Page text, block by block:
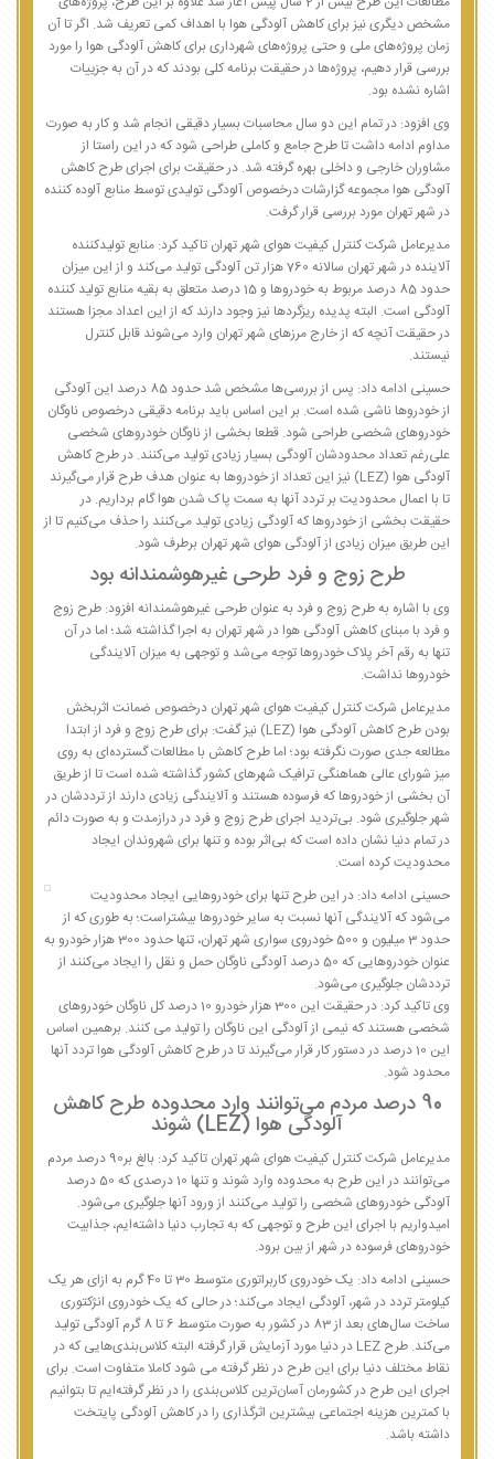
مشخص دیگری نیز برای کاهش آلودگی هوا با اهداف کمی تعریف شد. اگر تا آن
زمان پروژه‌های ملی و حتی پروژه‌های شهرداری برای کاهش آلودگی هوا را مورد
بررسی قرار دهیم، پروژه‌ها در حقیقت برنامه کلی بودند که در آن به جزییات
اشاره نشده بود.
وی افزود: در تمام این دو سال محاسبات بسیار دقیقی انجام شد و کار به صورت
مداوم ادامه داشت تا طرح جامع و کاملی طراحی شود که در این راستا از
مشاوران خارجی و داخلی بهره گرفته شد. در حقیقت برای اجرای طرح کاهش
آلودگی هوا مجموعه گزارشات درخصوص آلودگی تولیدی توسط منابع آلوده کننده
در شهر تهران مورد بررسی قرار گرفت.
مدیرعامل شرکت کنترل کیفیت هوای شهر تهران تاکید کرد: منابع تولیدکننده
آلاینده در شهر تهران سالانه 760 هزار تن آلودگی تولید می‌کند و از این میزان
حدود 85 درصد مربوط به خودروها و 15 درصد متعلق به بقیه منابع تولید کننده
آلودگی است. البته پدیده ریزگردها نیز وجود دارند که از این اعداد مجزا هستند
در حقیقت آنچه که از خارج مرزهای شهر تهران وارد می‌شوند قابل کنترل
نیستند.
حسینی ادامه داد: پس از بررسی‌ها مشخص شد حدود 85 درصد این آلودگی
از خودروها ناشی شده است. بر این اساس باید برنامه دقیقی درخصوص ناوگان
خودروهای شخصی طراحی شود. قطعا بخشی از ناوگان خودروهای شخصی
علی‌رغم تعداد محدودشان آلودگی بسیار زیادی تولید می‌کنند. در طرح کاهش
آلودگی هوا (LEZ) نیز این تعداد از خودروها به عنوان هدف طرح قرار می‌گیرند
تا با اعمال محدودیت بر تردد آنها به سمت پاک شدن هوا گام برداریم. در
حقیقت بخشی از خودروها که آلودگی زیادی تولید می‌کنند را حذف می‌کنیم تا از
این طریق میزان زیادی از آلودگی هوای شهر تهران برطرف شود.
طرح زوج و فرد طرحی غیرهوشمندانه بود
وی با اشاره به طرح زوج و فرد به عنوان طرحی غیرهوشمندانه افزود: طرح زوج
و فرد با مبنای کاهش آلودگی هوا در شهر تهران به اجرا گذاشته شد؛ اما در آن
تنها به رقم آخر پلاک خودروها توجه می‌شد و توجهی به میزان آلایندگی
خودروها نداشت.
مدیرعامل شرکت کنترل کیفیت هوای شهر تهران درخصوص ضمانت اثربخش
بودن طرح کاهش آلودگی هوا (LEZ) نیز گفت: برای طرح زوج و فرد از ابتدا
مطالعه جدی صورت نگرفته بود؛ اما طرح کاهش با مطالعات گسترده‌ای به روی
میز شورای عالی هماهنگی ترافیک شهرهای کشور گذاشته شده است تا از طریق
آن بخشی از خودروها که فرسوده هستند و آلایندگی زیادی دارند از ترددشان در
شهر جلوگیری شود. بی‌تردید اجرای طرح زوج و فرد در درازمدت و به صورت دائم
در تمام دنیا نشان داده است که بی‌اثر بوده و تنها برای شهروندان ایجاد
محدودیت کرده است.
حسینی ادامه داد: در این طرح تنها برای خودروهایی ایجاد محدودیت
می‌شود که آلایندگی آنها نسبت به سایر خودروها بیشتراست؛ به طوری که از
حدود 3 میلیون و 500 خودروی سواری شهر تهران، تنها حدود 300 هزار خودرو به
عنوان خودروهایی که 50 درصد آلودگی ناوگان حمل و نقل را ایجاد می‌کنند از
ترددشان جلوگیری می‌شود.
وی تاکید کرد: در حقیقت این 300 هزار خودرو 10 درصد کل ناوگان خودروهای
شخصی هستند که نیمی از آلودگی این ناوگان را تولید می کنند. برهمین اساس
این 10 درصد در دستور کار قرار می‌گیرند تا در طرح کاهش آلودگی هوا تردد آنها
محدود شود.
90 درصد مردم می‌توانند وارد محدوده طرح کاهش
آلودگی هوا (LEZ) شوند
مدیرعامل شرکت کنترل کیفیت هوای شهر تهران تاکید کرد: بالغ بر90 درصد مردم
می‌توانند در این طرح به محدوده وارد شوند و تنها 10 درصدی که 50 درصد
آلودگی خودروهای شخصی را تولید می‌کنند از ورود آنها جلوگیری می‌شود.
امیدواریم با اجرای این طرح و توجهی که به تجارب دنیا داشته‌ایم، جذابیت
خودروهای فرسوده در شهر از بین برود.
حسینی ادامه داد: یک خودروی کاربراتوری متوسط 30 تا 40 گرم به ازای هر یک
کیلومتر تردد در شهر، آلودگی ایجاد می‌کند؛ در حالی که یک خودروی انژکتوری
ساخت سال‌های بعد از 83 در کشور به صورت متوسط 6 تا 8 گرم آلودگی تولید
می‌کند. طرح LEZ در دنیا مورد آزمایش قرار گرفته البته کلاس‌بندی‌هایی که در
نقاط مختلف دنیا برای این طرح در نظر گرفته‌ می شود کاملا متفاوت است. برای
اجرای این طرح در کشورمان آسان‌ترین کلاس‌بندی را در نظر گرفته‌ایم تا بتوانیم
با کمترین هزینه اجتماعی بیشترین اثرگذاری را در کاهش آلودگی پایتخت
داشته باشد.